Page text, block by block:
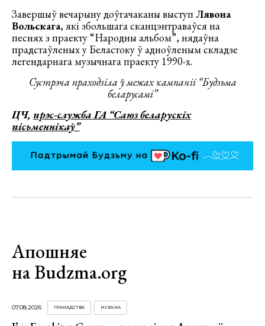
Завершыў вечарыну доўгачаканы выступЛявона
Вольскага, які збольшага сканцэнтраваўся на
песнях з праекту “Народны альбом”, нядаўна
прадстаўленых у Беластоку ў адноўленым складзе
легендарнага музычнага праекту 1990-х.
Сустрэча праходзіла ў межах кампаніі “Будзьма
беларусамі”
ЦЧ, прэс-служба ГА “Саюз беларускіх
пісьменнікаў”
Апошняе
на Budzma.org
07.08.2026 ГРАМАДСТВА МУЗЫКА